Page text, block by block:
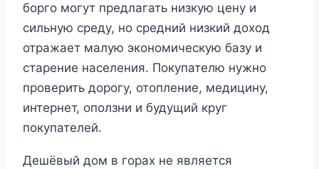
борго могут предлагать низкую цену и
сильную среду, но средний низкий доход
отражает малую экономическую базу и
старение населения. Покупателю нужно
проверить дорогу, отопление, медицину,
интернет, оползни и будущий круг
покупателей.
Дешёвый дом в горах не является